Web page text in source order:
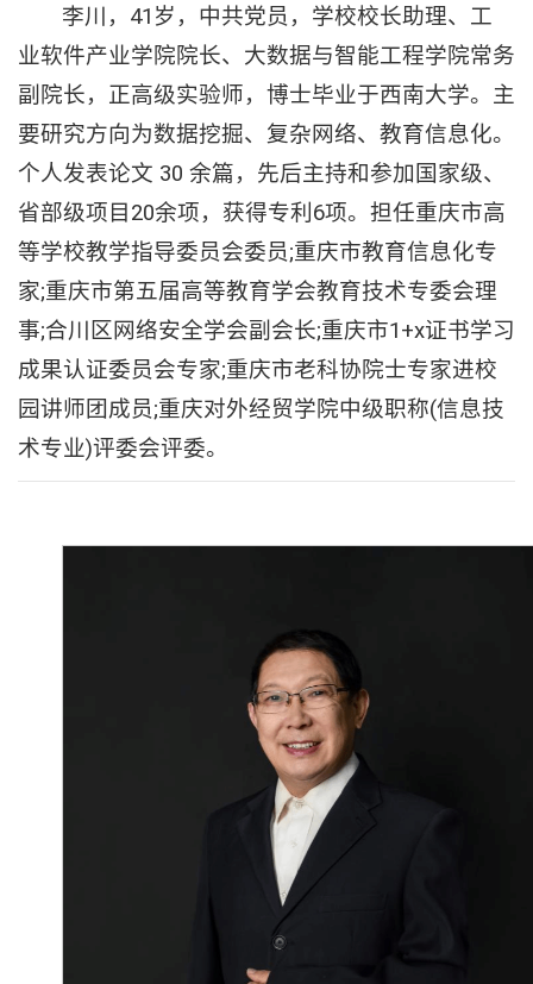
李川，41岁，中共党员，学校校长助理、工
业软件产业学院院长、大数据与智能工程学院常务
副院长，正高级实验师，博士毕业于西南大学。主
要研究方向为数据挖掘、复杂网络、教育信息化。
个人发表论文 30 余篇，先后主持和参加国家级、
省部级项目20余项，获得专利6项。担任重庆市高
等学校教学指导委员会委员;重庆市教育信息化专
家;重庆市第五届高等教育学会教育技术专委会理
事;合川区网络安全学会副会长;重庆市1+x证书学习
成果认证委员会专家;重庆市老科协院士专家进校
园讲师团成员;重庆对外经贸学院中级职称(信息技
术专业)评委会评委。